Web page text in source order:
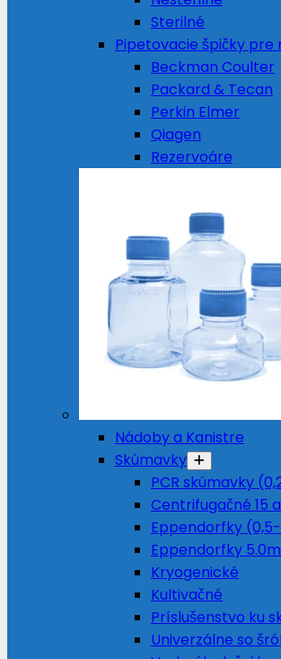
Sterilné
Pipetovacie špičky pre
Beckman Coulter
Packard & Tecan
Perkin Elmer
Qiagen
Rezervoáre
Nádoby a Kanistre
Skúmavky
PCR skúmavky
Centrifugačné 15
Eppendorfky
Eppendorfky
Kryogenické
Kultivačné
Príslušenstvo ku
Univerzálne so